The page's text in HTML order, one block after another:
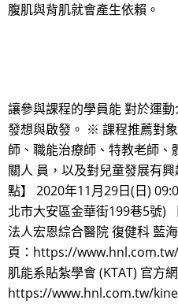
腹肌與背肌就會產生依賴。
讓參與課程的學員能 對於運
發想與啟發。 ※ 課程推薦對象
師、職能治療師、特教老師
關人 員，以及對兒童發展有
點】 2020年11月29日(日)
北市大安區金華街199巷5號)
法人宏恩綜合醫院 復健科 藍
頁：https://
肌能系貼紮學會 (KTAT) 官方網
https://www.hnl.com.tw/